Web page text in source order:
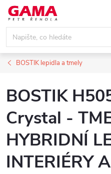
Přejít
obsah
BOSTIK lepidla a tmely
BOSTIK
Crystal -
HYBRIDNÍ
INTERIÉRY